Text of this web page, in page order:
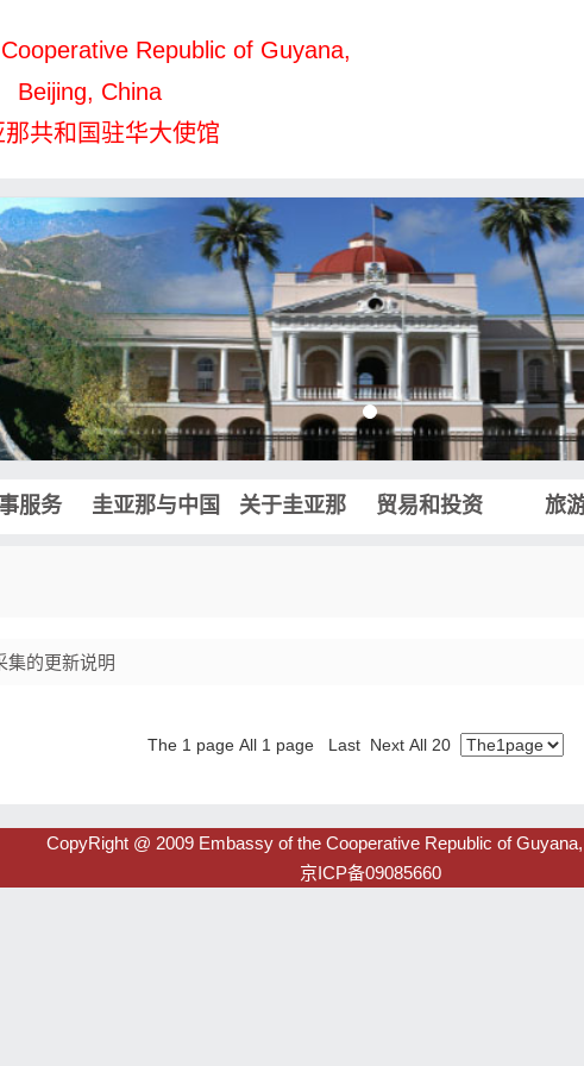
Republic of Guyana,
Beijing, China
那共和国驻华大使馆
服务 圭亚那与中国 关于圭亚那 贸易和投资 旅
集的更新说明
The 1 page All 1 page Last Next All 20
CopyRight @ 2009 Embassy of the Cooperative Republic of
京ICP备09085660